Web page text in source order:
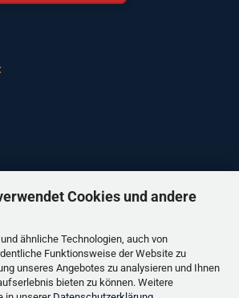
Cookies und andere
ähnliche Technologien, auch von
Funktionsweise der Website zu
unseres Angebotes zu analysieren und Ihnen
bieten zu können. Weitere